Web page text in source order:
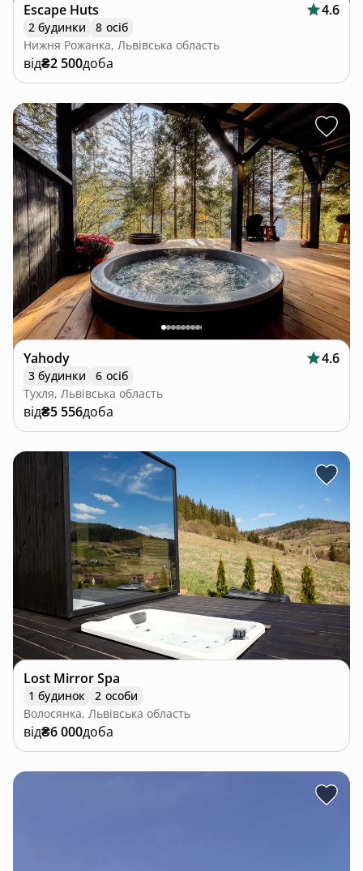
Escape Huts 4.6
2 будинки
8 осіб
Нижня Рожанка, Львівська область
від₴2 500доба
Yahody 4.6
3 будинки
6 осіб
Тухля, Львівська область
від₴5 556доба
Lost Mirror Spa
1 будинок
2 особи
Волосянка, Львівська область
від₴6 000доба